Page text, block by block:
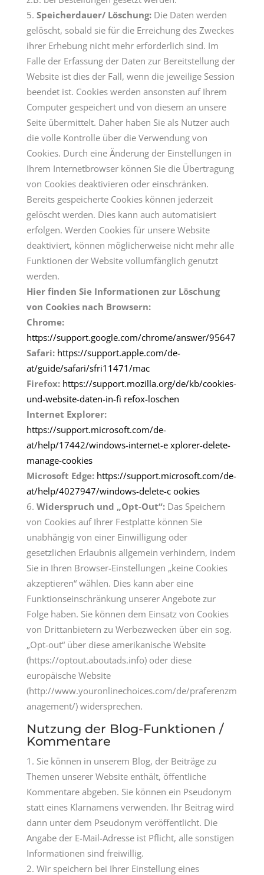
Speicherdauer/ Löschung:Die Daten werden
gelöscht, sobald sie für die Erreichung des Zweckes
ihrer Erhebung nicht mehr erforderlich sind. Im
Falle der Erfassung der Daten zur Bereitstellung der
Website ist dies der Fall, wenn die jeweilige Session
beendet ist. Cookies werden ansonsten auf Ihrem
Computer gespeichert und von diesem an unsere
Seite übermittelt. Daher haben Sie als Nutzer auch
die volle Kontrolle über die Verwendung von
Cookies. Durch eine Änderung der Einstellungen in
Ihrem Internetbrowser können Sie die Übertragung
von Cookies deaktivieren oder einschränken.
Bereits gespeicherte Cookies können jederzeit
gelöscht werden. Dies kann auch automatisiert
erfolgen. Werden Cookies für unsere Website
deaktiviert, können möglicherweise nicht mehr alle
Funktionen der Website vollumfänglich genutzt
werden.
Hier finden Sie Informationen zur Löschung
von Cookies nach Browsern:
Chrome:
https://support.google.com/chrome/answer/95647
Safari: https://support.apple.com/de-
at/guide/safari/sfri11471/mac
Firefox: https://support.mozilla.org/de/kb/cookies-
und-website-daten-in-fi refox-loschen
Internet Explorer:
https://support.microsoft.com/de-
at/help/17442/windows-internet-e xplorer-delete-
manage-cookies
Microsoft Edge: https://support.microsoft.com/de-
at/help/4027947/windows-delete-c ookies
Widerspruch und „Opt-Out“:Das Speichern
von Cookies auf Ihrer Festplatte können Sie
unabhängig von einer Einwilligung oder
gesetzlichen Erlaubnis allgemein verhindern, indem
Sie in Ihren Browser-Einstellungen „keine Cookies
akzeptieren“ wählen. Dies kann aber eine
Funktionseinschränkung unserer Angebote zur
Folge haben. Sie können dem Einsatz von Cookies
von Drittanbietern zu Werbezwecken über ein sog.
„Opt-out“ über diese amerikanische Website
(https://optout.aboutads.info) oder diese
europäische Website
(http://www.youronlinechoices.com/de/praferenzm
anagement/) widersprechen.
Nutzung der Blog-Funktionen /
Kommentare
Sie können in unserem Blog, der Beiträge zu
Themen unserer Website enthält, öffentliche
Kommentare abgeben. Sie können ein Pseudonym
statt eines Klarnamens verwenden. Ihr Beitrag wird
dann unter dem Pseudonym veröffentlicht. Die
Angabe der E-Mail-Adresse ist Pflicht, alle sonstigen
Informationen sind freiwillig.
Wir speichern bei Ihrer Einstellung eines